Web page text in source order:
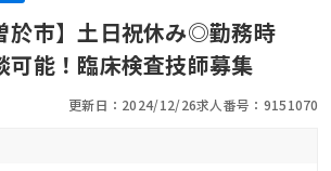
於市】土日祝休み◎勤務時
可能！臨床検査技師募集
更新日：2024/12/26求人番号：9151070